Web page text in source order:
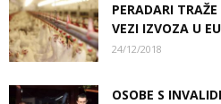
PERADARI
VEZI IZVOZA U EU
24/12/2018
OSOBE S